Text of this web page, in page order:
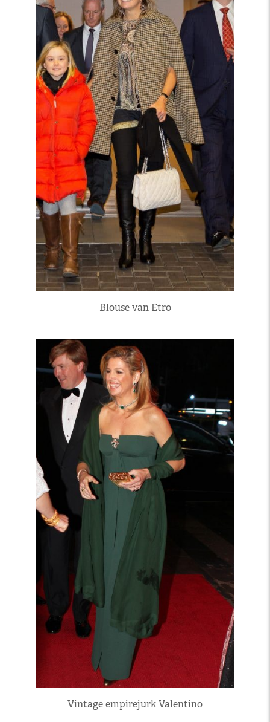
Blouse van Etro
Vintage empirejurk Valentino